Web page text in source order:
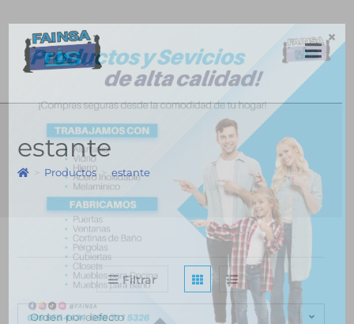
estante
> Productos > estante
Filtrar
Orden por defecto
×